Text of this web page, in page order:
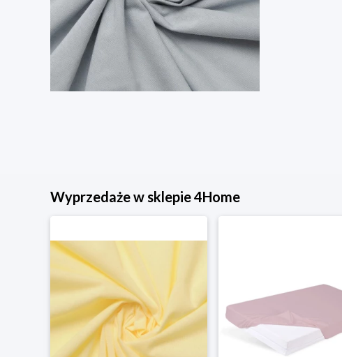
Wyprzedaże w sklepie 4Home